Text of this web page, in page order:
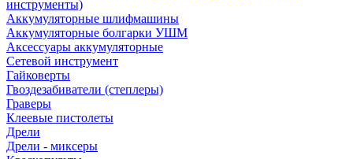
инструменты)
Аккумуляторные шлифмашины
Аккумуляторные болгарки УШМ
Аксессуары аккумуляторные
Сетевой инструмент
Гайковерты
Гвоздезабиватели (степлеры)
Граверы
Клеевые пистолеты
Дрели
Дрели - миксеры